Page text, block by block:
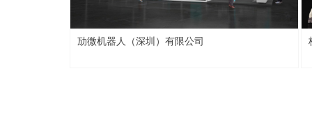
杭州迦智科技有限公司